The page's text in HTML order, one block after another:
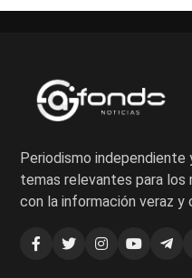
Periodismo
temas relevantes para los
con la información veraz y